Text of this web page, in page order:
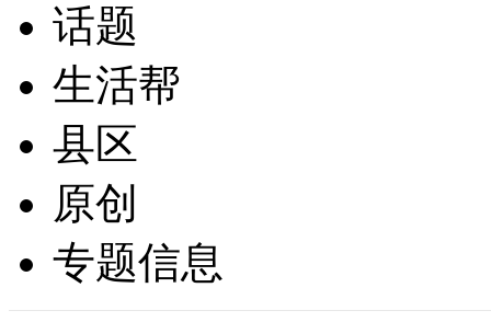
话题
生活帮
县区
原创
专题信息